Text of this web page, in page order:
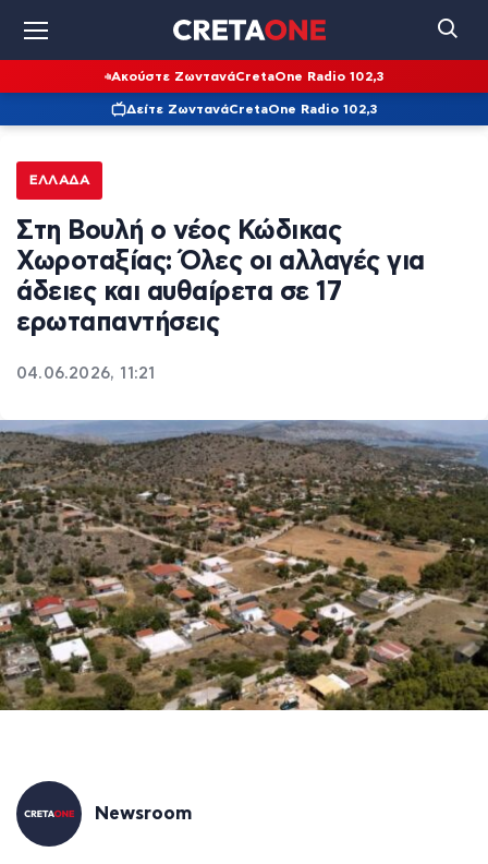
Ακούστε ΖωντανάCretaOne Radio 102,3
Δείτε ΖωντανάCretaOne Radio 102,3
ΕΛΛΆΔΑ
Στη Βουλή ο νέος Κώδικας
Χωροταξίας: Όλες οι αλλαγές για
άδειες και αυθαίρετα σε 17
ερωταπαντήσεις
04.06.2026, 11:21
Newsroom